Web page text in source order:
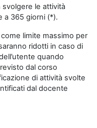
le attività
a 365 giorni (*).
limite massimo per
ridotti in caso di
quando
dal corso
di attività svolte
dal docente